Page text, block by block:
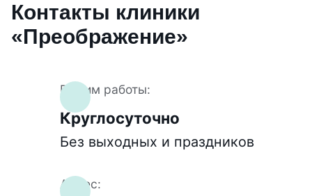
Контакты клиники
«Преображение»
Режим работы:
Круглосуточно
Без выходных и праздников
Адрес: